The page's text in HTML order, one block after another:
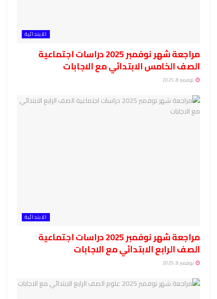
الابتدائية
مراجعة شهر نوفمبر 2025 دراسات اجتماعية
الصف الخامس الابتدائي مع الاجابات
نوفمبر 8, 2025
الابتدائية
مراجعة شهر نوفمبر 2025 دراسات اجتماعية
الصف الرابع الابتدائي مع الاجابات
نوفمبر 8, 2025